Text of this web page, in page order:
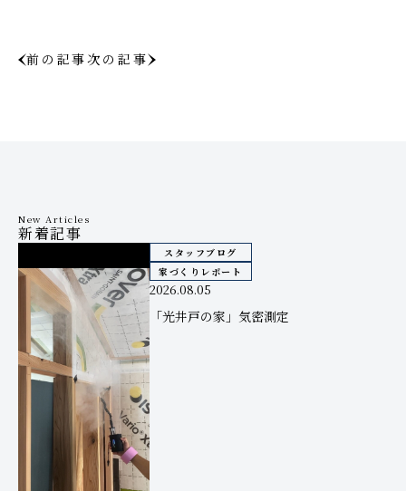
前の記事次の記事
New Articles
新着記事
スタッフブログ
家づくりレポート
2026.08.05
「光井戸の家」気密測定